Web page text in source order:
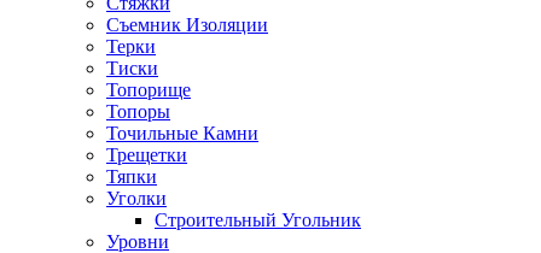
Съемник Изоляции
Терки
Тиски
Топорище
Топоры
Точильные Камни
Трещетки
Тяпки
Уголки
Строительный Угольник
Уровни